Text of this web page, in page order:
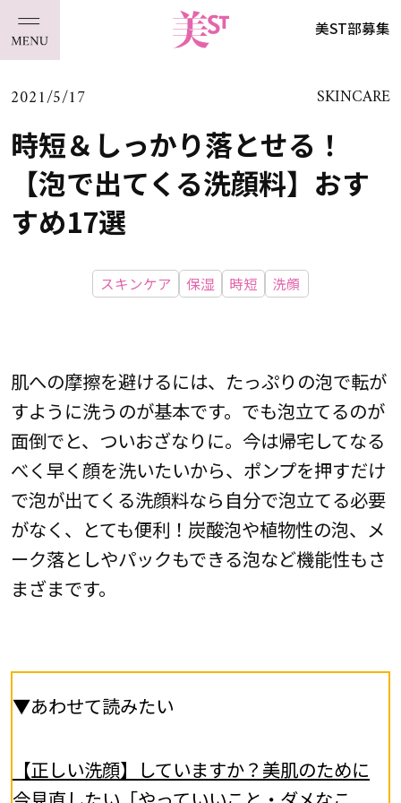
美ST部募集
2021/5/17 SKINCARE
時短＆しっかり落とせる！
【泡で出てくる洗顔料】おす
すめ17選
スキンケア 保湿 時短 洗顔
肌への摩擦を避けるには、たっぷりの泡で転が
すように洗うのが基本です。でも泡立てるのが
面倒でと、ついおざなりに。今は帰宅してなる
べく早く顔を洗いたいから、ポンプを押すだけ
で泡が出てくる洗顔料なら自分で泡立てる必要
がなく、とても便利！炭酸泡や植物性の泡、メ
ーク落としやパックもできる泡など機能性もさ
まざまです。
▼あわせて読みたい
【正しい洗顔】していますか？美肌のために